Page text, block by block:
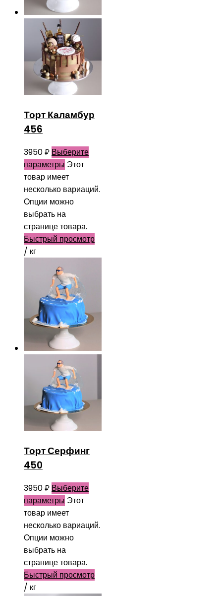
Торт Каламбур
456
3950₽ Выберите
параметры Этот
товар имеет
несколько вариаций.
Опции можно
выбрать на
странице товара.
Быстрый просмотр
/ кг
Торт Серфинг
450
3950₽ Выберите
параметры Этот
товар имеет
несколько вариаций.
Опции можно
выбрать на
странице товара.
Быстрый просмотр
/ кг